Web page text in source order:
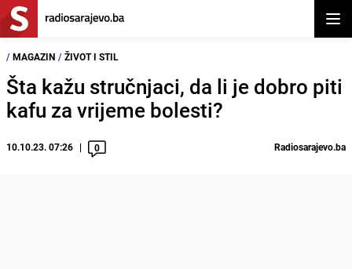
/ MAGAZIN / ŽIVOT I STIL
Šta kažu stručnjaci, da li je dobro piti
kafu za vrijeme bolesti?
10.10.23. 07:26 0 Radiosarajevo.ba